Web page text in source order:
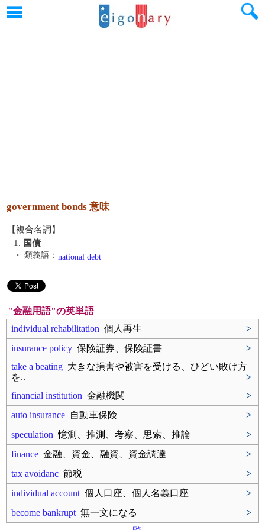
government bonds 意味
【複合名詞】
1. 国債
・ 類義語： national debt
"金融用語"の英単語
individual rehabilitation 個人再生
>
insurance policy 保険証券、保険証書
>
take a beating 大きな損害や被害を受ける、ひどい敗け方
を..
>
financial institution 金融機関
>
auto insurance 自動車保険
>
speculation 憶測、推測、考察、思索、推論
>
finance 金融、資金、融資、資金調達
>
tax avoidanc 節税
>
individual account 個人口座、個人名義口座
>
become bankrupt 無一文になる
>